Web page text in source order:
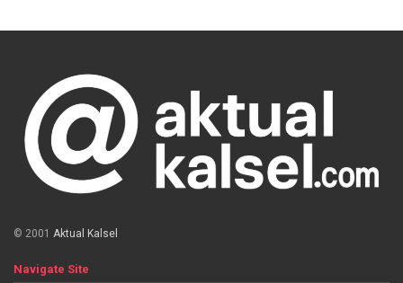
© 2001 Aktual Kalsel
Navigate Site